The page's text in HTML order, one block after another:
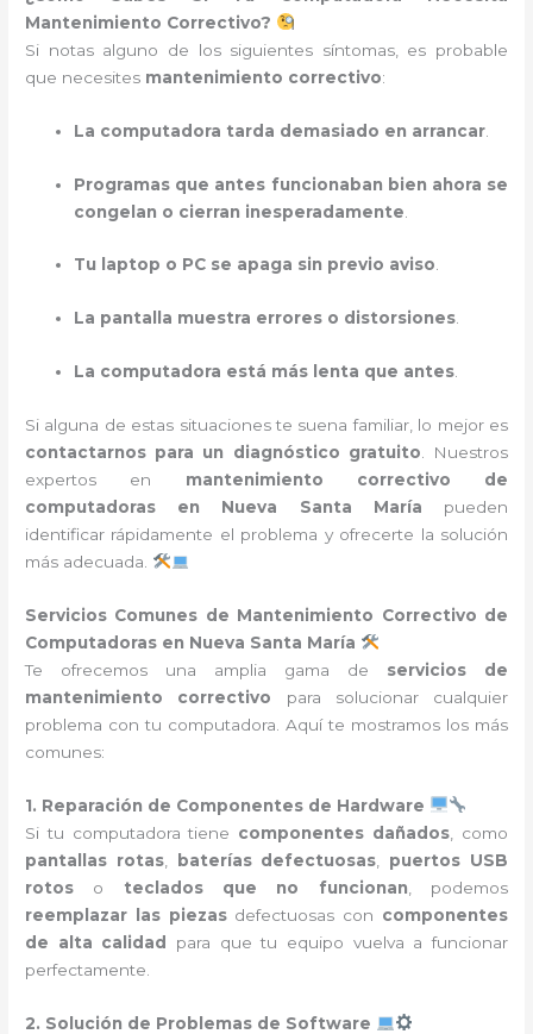
Mantenimiento Correctivo?
Si notas alguno de los siguientes síntomas, es probable
que necesites mantenimiento correctivo:
La computadora tarda demasiado en arrancar
Programas que antes funcionaban bien ahora se
congelan o cierran inesperadamente
Tu laptop o PC se apaga sin previo aviso.
La pantalla muestra errores o distorsiones.
La computadora está más lenta que antes
Si alguna de estas situaciones te suena familiar, lo mejor es
contactarnos para un diagnóstico gratuito . Nuestros
expertos en mantenimiento correctivo de
computadoras en Nueva Santa María pueden
identificar rápidamente el problema y ofrecerte la solución
más adecuada.
Servicios Comunes de Mantenimiento Correctivo de
Computadoras en Nueva Santa María
Te ofrecemos una amplia gama de servicios de
mantenimiento correctivo para solucionar cualquier
problema con tu computadora. Aquí te mostramos los más
comunes:
1. Reparación de Componentes de Hardware
Si tu computadora tiene componentes dañados , como
pantallas rotas, baterías defectuosas
puertos USB
rotos o teclados que no funcionan , podemos
reemplazar las piezasdefectuosas con componentes
de alta calidad
para que tu equipo vuelva a funcionar
perfectamente.
2. Solución de Problemas de Software